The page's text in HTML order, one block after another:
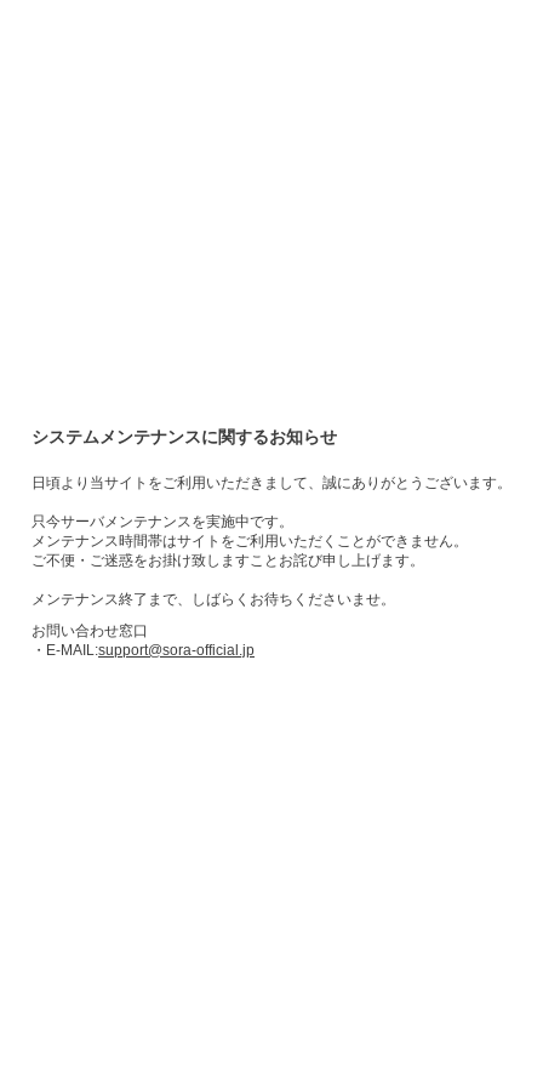
システムメンテナンスに関するお知らせ
日頃より当サイトをご利用いただきまして、誠にありがとうございます。
只今サーバメンテナンスを実施中です。
メンテナンス時間帯はサイトをご利用いただくことができません。
ご不便・ご迷惑をお掛け致しますことお詫び申し上げます。
メンテナンス終了まで、しばらくお待ちくださいませ。
お問い合わせ窓口
・E-MAIL:support@sora-official.jp